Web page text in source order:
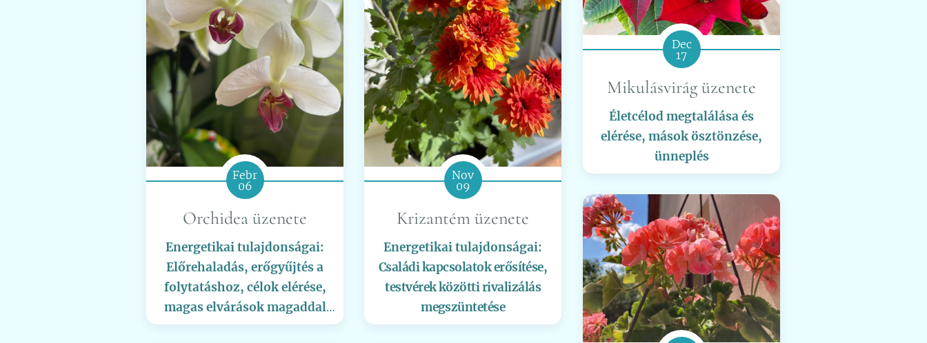
Febr
06
Orchidea üzenete
Energetikai tulajdonságai:
Előrehaladás, erőgyűjtés a
folytatáshoz, célok elérése,
magas elvárások magaddal
szemben, kitartás
Nov
09
Krizantém üzenete
Energetikai tulajdonságai:
Családi kapcsolatok erősítése,
testvérek közötti rivalizálás
megszüntetése
Dec
17
Mikulásvirág üzenete
Életcélod megtalálása és
elérése, mások ösztönzése,
ünneplés